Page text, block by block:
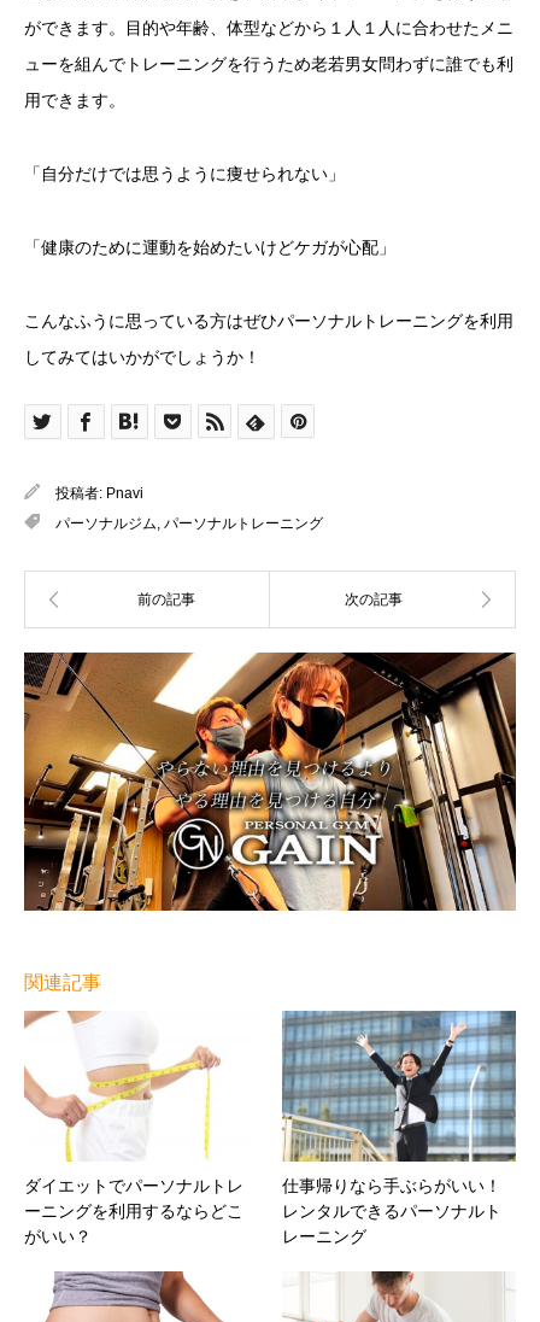
ができます。目的や年齢、体型などから１人１人に合わせたメニ
ューを組んでトレーニングを行うため老若男女問わずに誰でも利
用できます。
「自分だけでは思うように痩せられない」
「健康のために運動を始めたいけどケガが心配」
こんなふうに思っている方はぜひパーソナルトレーニングを利用
してみてはいかがでしょうか！
投稿者: Pnavi
パーソナルジム パーソナルトレーニング
関連記事
ダイエットでパーソナルトレ
ーニングを利用するならどこ
がいい？
仕事帰りなら手ぶらがいい！
レンタルできるパーソナルト
レーニング